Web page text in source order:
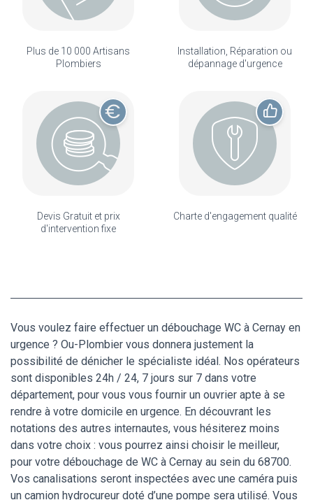
Plus de 10 000 Artisans
Plombiers
Installation, Réparation ou
dépannage d'urgence
Devis Gratuit et prix
d'intervention fixe
Charte d'engagement qualité
Vous voulez faire effectuer un débouchage WC à Cernay en
urgence ? Ou-Plombier vous donnera justement la
possibilité de dénicher le spécialiste idéal. Nos opérateurs
sont disponibles 24h / 24, 7 jours sur 7 dans votre
département, pour vous vous fournir un ouvrier apte à se
rendre à votre domicile en urgence. En découvrant les
notations des autres internautes, vous hésiterez moins
dans votre choix : vous pourrez ainsi choisir le meilleur,
pour votre débouchage de WC à Cernay au sein du 68700.
Vos canalisations seront inspectées avec une caméra puis
un camion hydrocureur doté d’une pompe sera utilisé. Vous